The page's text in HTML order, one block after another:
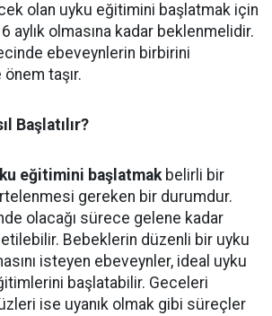
olan uyku eğitimini başlatmak için
aylık olmasına kadar beklenmelidir.
ebeveynlerin birbirini
taşır.
Başlatılır?
eğitimini başlatmakbelirli bir
gereken bir durumdur.
olacağı sürece gelene kadar
Bebeklerin düzenli bir uyku
isteyen ebeveynler, ideal uyku
başlatabilir. Geceleri
ise uyanık olmak gibi süreçler